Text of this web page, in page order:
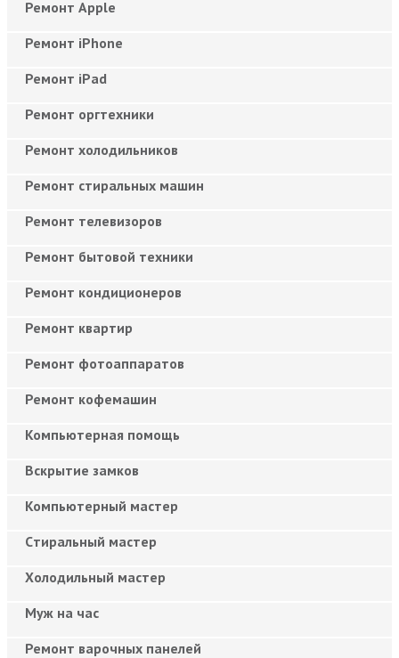
Ремонт Apple
Ремонт iPhone
Ремонт iPad
Ремонт оргтехники
Ремонт холодильников
Ремонт стиральных машин
Ремонт телевизоров
Ремонт бытовой техники
Ремонт кондиционеров
Ремонт квартир
Ремонт фотоаппаратов
Ремонт кофемашин
Компьютерная помощь
Вскрытие замков
Компьютерный мастер
Cтиральный мастер
Холодильный мастер
Муж на час
Ремонт варочных панелей